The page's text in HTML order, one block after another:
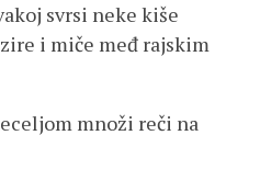
svrsi neke kiše
i miče međ rajskim
množi reči na